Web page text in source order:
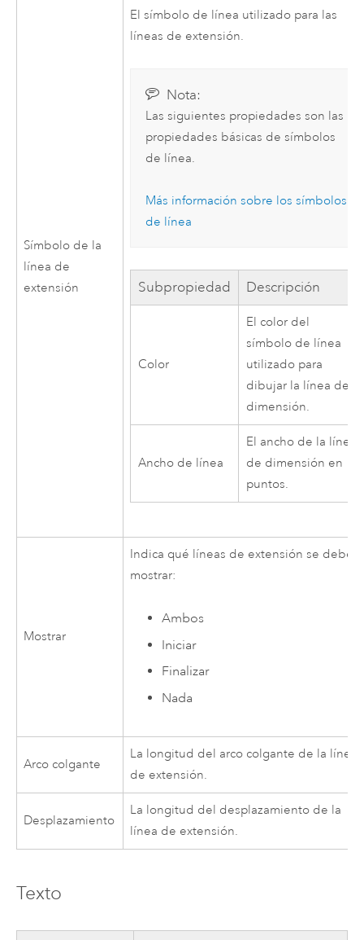
Símbolo de la
línea de
extensión
El símbolo de línea utilizado para las
líneas de extensión.
Nota:
Las siguientes propiedades son las
propiedades básicas de símbolos
de línea.
Más información sobre los símbolos
de línea
Subpropiedad Descripción
Color
El color del
símbolo de línea
utilizado para
dibujar la línea de
dimensión.
Ancho de línea
El ancho de la línea
de dimensión en
puntos.
Mostrar
Indica qué líneas de extensión se deben
mostrar:
Ambos
Iniciar
Finalizar
Nada
Arco colgante
La longitud del arco colgante de la línea
de extensión.
Desplazamiento
La longitud del desplazamiento de la
línea de extensión.
Texto